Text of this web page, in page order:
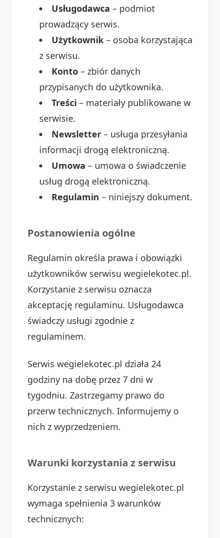
Usługodawca – podmiot
prowadzący serwis.
Użytkownik – osoba korzystająca
z serwisu.
Konto – zbiór danych
przypisanych do użytkownika.
Treści – materiały publikowane w
serwisie.
Newsletter – usługa przesyłania
informacji drogą elektroniczną.
Umowa – umowa o świadczenie
usług drogą elektroniczną.
Regulamin – niniejszy dokument.
Postanowienia ogólne
Regulamin określa prawa i obowiązki
użytkowników serwisu wegielekotec.pl.
Korzystanie z serwisu oznacza
akceptację regulaminu. Usługodawca
świadczy usługi zgodnie z
regulaminem.
Serwis wegielekotec.pl działa 24
godziny na dobę przez 7 dni w
tygodniu. Zastrzegamy prawo do
przerw technicznych. Informujemy o
nich z wyprzedzeniem.
Warunki korzystania z serwisu
Korzystanie z serwisu wegielekotec.pl
wymaga spełnienia 3 warunków
technicznych: